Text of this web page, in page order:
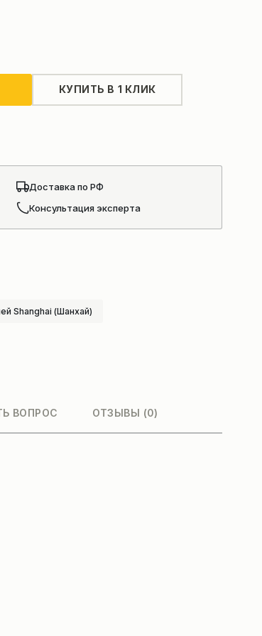
КУПИТЬ В 1 КЛИК
Доставка по РФ
Консультация эксперта
Shanghai (Шанхай)
ВОПРОС ОТЗЫВЫ (0)